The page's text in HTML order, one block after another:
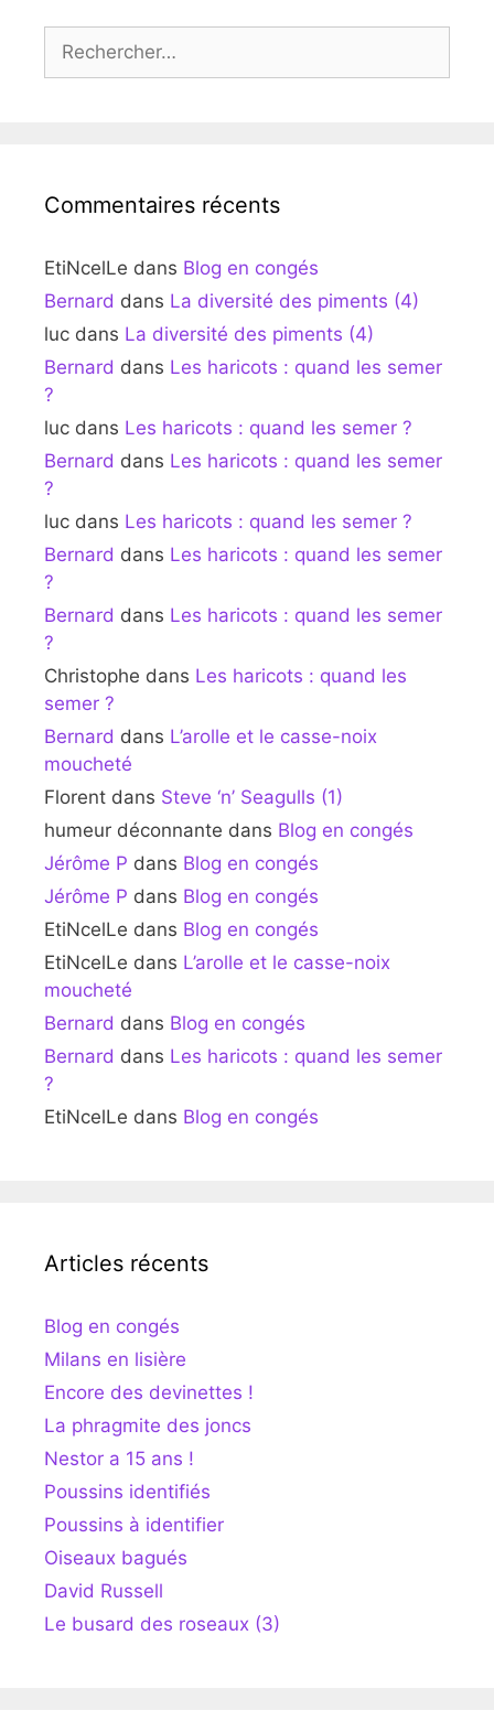
Rechercher :
Commentaires récents
EtiNcelLe dans Blog en congés
Bernard dans La diversité des piments (4)
luc dans La diversité des piments (4)
Bernard dans Les haricots : quand les semer
?
luc dans Les haricots : quand les semer ?
Bernard dans Les haricots : quand les semer
?
luc dans Les haricots : quand les semer ?
Bernard dans Les haricots : quand les semer
?
Bernard dans Les haricots : quand les semer
?
Christophe dans Les haricots : quand les
semer ?
Bernard dans L’arolle et le casse-noix
moucheté
Florent dans Steve ‘n’ Seagulls (1)
humeur déconnante dans Blog en congés
Jérôme P dans Blog en congés
Jérôme P dans Blog en congés
EtiNcelLe dans Blog en congés
EtiNcelLe dans L’arolle et le casse-noix
moucheté
Bernard dans Blog en congés
Bernard dans Les haricots : quand les semer
?
EtiNcelLe dans Blog en congés
Articles récents
Blog en congés
Milans en lisière
Encore des devinettes !
La phragmite des joncs
Nestor a 15 ans !
Poussins identifiés
Poussins à identifier
Oiseaux bagués
David Russell
Le busard des roseaux (3)